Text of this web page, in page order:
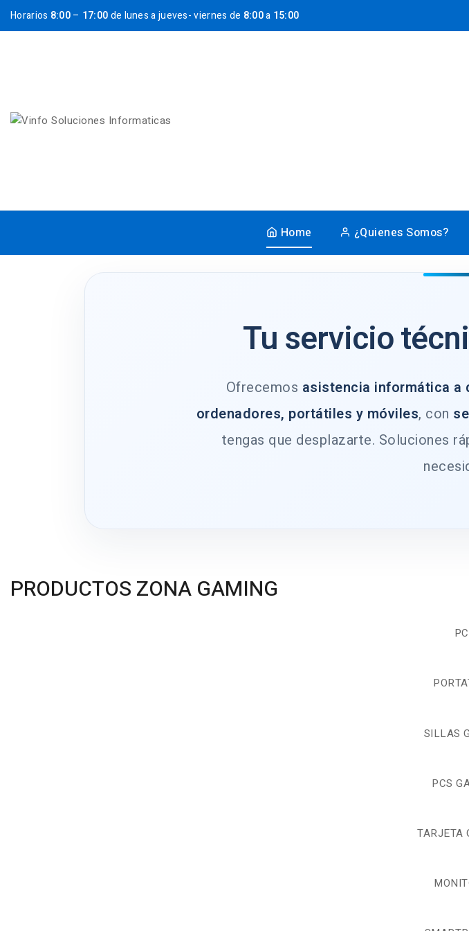
Horarios 8:00– 17:00de lunes a jueves- viernes de 8:00a 15:00
Home ¿Quienes Somos?
Tu servicio
Ofrecemos asistencia informática a
ordenadores, portátiles y móviles, con
tengas que desplazarte. Soluciones
PRODUCTOS ZONA GAMING
SILLAS
PCS
TARJETA